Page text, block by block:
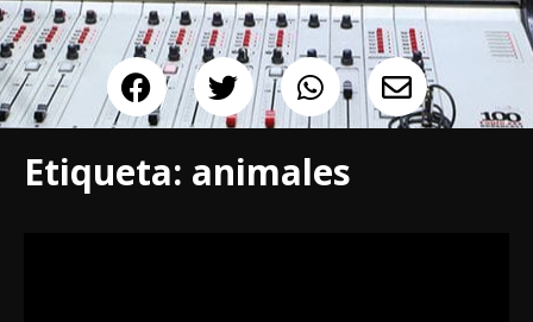
Etiqueta: animales